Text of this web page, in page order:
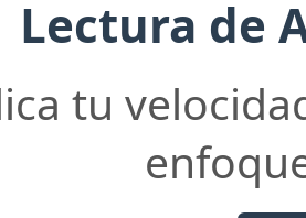
Lectura de
tu